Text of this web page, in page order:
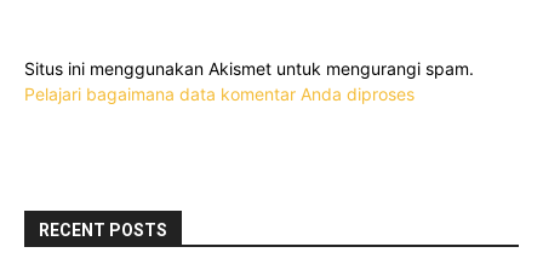
Situs ini menggunakan Akismet untuk mengurangi spam.
Pelajari bagaimana data komentar Anda diproses
RECENT POSTS